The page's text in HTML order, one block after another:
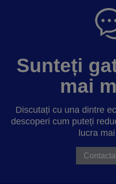
Sunteți
mai
Discutați cu una dintre
descoperi cum puteți
lucra